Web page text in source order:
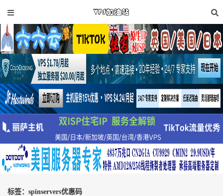
标签：spinservers优惠码